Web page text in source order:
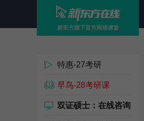
特惠-27考研
早鸟-28考研课
双证硕士：在线咨询